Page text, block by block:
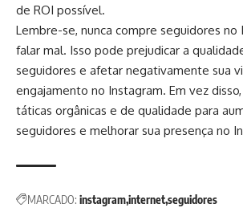
de ROI possível.
Lembre-se, nunca compre seguidores no
falar mal. Isso pode prejudicar a
seguidores e afetar negativamente sua
engajamento no Instagram. Em vez
táticas orgânicas e de qualidade para
seguidores e melhorar sua presença no
MARCADO: instagraminternetseguidores